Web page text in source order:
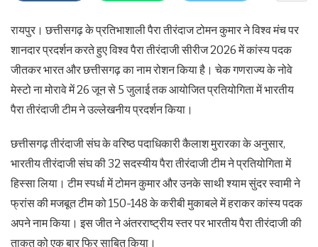
रायपुर। छत्तीसगढ़ के प्रतिभाशाली पैरा तीरंदाज टोमन कुमार ने विश्व मंच पर
शानदार प्रदर्शन करते हुए विश्व पैरा तीरंदाजी सीरीज 2026 में कांस्य पदक
जीतकर भारत और छत्तीसगढ़ का नाम रोशन किया है। चेक गणराज्य के नोवे
मेस्टो ना मोरावे में 26 जून से 5 जुलाई तक आयोजित प्रतियोगिता में भारतीय
पैरा तीरंदाजी टीम ने उल्लेखनीय प्रदर्शन किया।
छत्तीसगढ़ तीरंदाजी संघ के वरिष्ठ पदाधिकारी कैलाश मुरारका के अनुसार,
भारतीय तीरंदाजी संघ की 32 सदस्यीय पैरा तीरंदाजी टीम ने प्रतियोगिता में
हिस्सा लिया। टीम स्पर्धा में टोमन कुमार और उनके साथी श्याम सुंदर स्वामी ने
फ्रांस की मजबूत टीम को 150-148 के करीबी मुकाबले में हराकर कांस्य पदक
अपने नाम किया। इस जीत ने अंतरराष्ट्रीय स्तर पर भारतीय पैरा तीरंदाजी की
ताकत को एक बार फिर साबित किया।